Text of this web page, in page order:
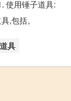
使用锤子道具:
,包括。
道具